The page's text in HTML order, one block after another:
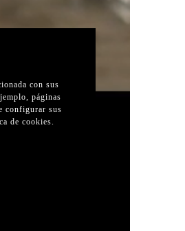
con sus
páginas
configurar sus
de cookies.